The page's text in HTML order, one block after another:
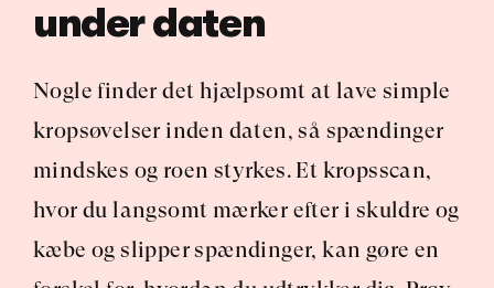
under daten
Nogle finder det hjælpsomt at lave simple
kropsøvelser inden daten, så spændinger
mindskes og roen styrkes. Et kropsscan,
hvor du langsomt mærker efter i skuldre og
kæbe og slipper spændinger, kan gøre en